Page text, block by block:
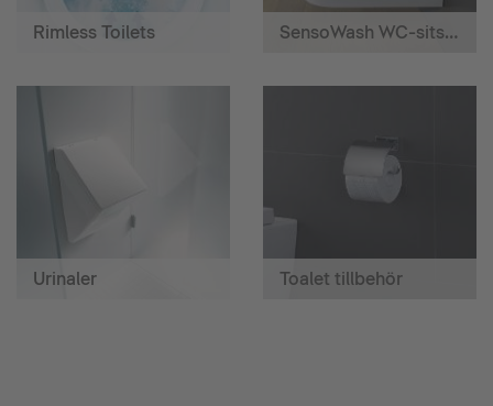
Rimless Toilets SensoWash WC-sits med hygiendusch
Urinaler Toalet tillbehör